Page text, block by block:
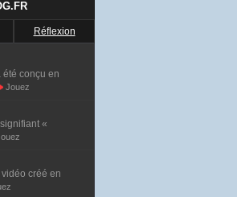
Réflexion
conçu en
Jouez
«
créé en